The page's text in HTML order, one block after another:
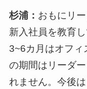
杉浦： おもにリ
新入社員を教育
3~6カ月はオフィ
の期間はリーダ
れません。今後